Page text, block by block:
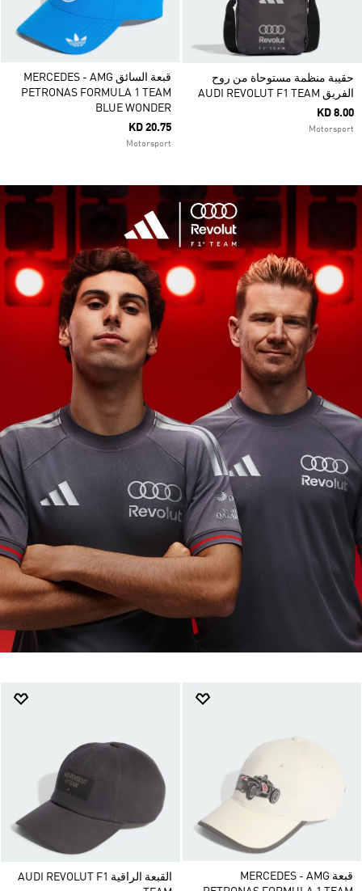
حقيبة منظمة مستوحاة من روح
الفريق AUDI REVOLUT F1 TEAM
KD 8.00
Motorsport
قبعة السائق MERCEDES - AMG
PETRONAS FORMULA 1 TEAM
BLUE WONDER
KD 20.75
Motorsport
قبعة MERCEDES - AMG
القبعة الراقية AUDI REVOLUT F1